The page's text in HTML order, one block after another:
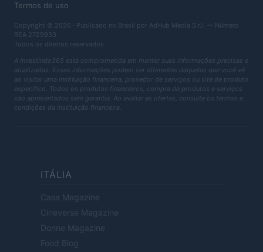
Termos de uso
Copyright © 2026 · Publicado no Brasil por AdHub Media S.r.l. — Número
REA 2729933
Todos os direitos reservados
A Investindo365 está comprometida em manter suas informações precisas e
atualizadas. Essas informações podem ser diferentes daquelas que você vê
ao visitar uma instituição financeira, provedor de serviços ou site de produto
específico. Todos os produtos financeiros, compra de produtos e serviços
são apresentados sem garantia. Ao avaliar as ofertas, consulte os termos e
condições da instituição financeira.
ITÁLIA
Casa Magazine
Cineverse Magazine
Donne Magazine
Food Blog